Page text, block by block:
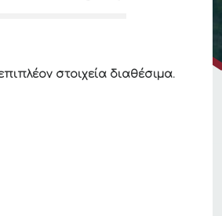
στοιχεία διαθέσιμα.